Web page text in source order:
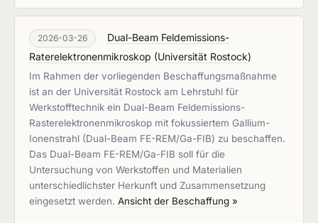
2026-03-26
Dual-Beam Feldemissions-
Raterelektronenmikroskop (Universität Rostock)
Im Rahmen der vorliegenden Beschaffungsmaßnahme
ist an der Universität Rostock am Lehrstuhl für
Werkstofftechnik ein Dual-Beam Feldemissions-
Rasterelektronenmikroskop mit fokussiertem Gallium-
Ionenstrahl (Dual-Beam FE-REM/Ga-FIB) zu beschaffen.
Das Dual-Beam FE-REM/Ga-FIB soll für die
Untersuchung von Werkstoffen und Materialien
unterschiedlichster Herkunft und Zusammensetzung
eingesetzt werden. Ansicht der Beschaffung »